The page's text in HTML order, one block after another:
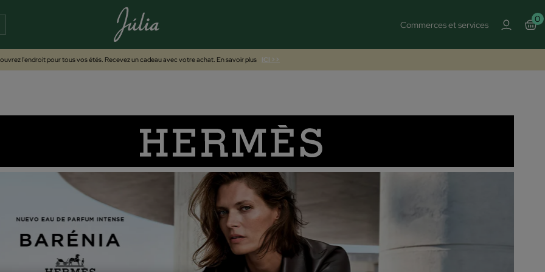
Commerces et services
0
l'endroit pour tous vos étés. Recevez un cadeau avec votre achat. En savoir plus ICI >>